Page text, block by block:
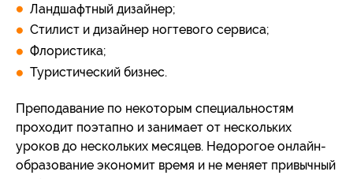
Ландшафтный дизайнер;
Стилист и дизайнер ногтевого сервиса;
Флористика;
Туристический бизнес.
Преподавание по некоторым специальностям
проходит поэтапно и занимает от нескольких
уроков до нескольких месяцев. Недорогое онлайн-
образование экономит время и не меняет привычный